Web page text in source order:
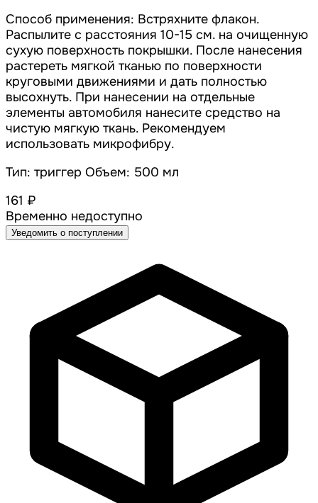
Способ применения: Встряхните флакон.
Распылите с расстояния 10-15 см. на очищенную
сухую поверхность покрышки. После нанесения
растереть мягкой тканью по поверхности
круговыми движениями и дать полностью
высохнуть. При нанесении на отдельные
элементы автомобиля нанесите средство на
чистую мягкую ткань. Рекомендуем
использовать микрофибру.
Тип: триггер Объем: 500 мл
161 ₽
Временно недоступно
Уведомить о поступлении